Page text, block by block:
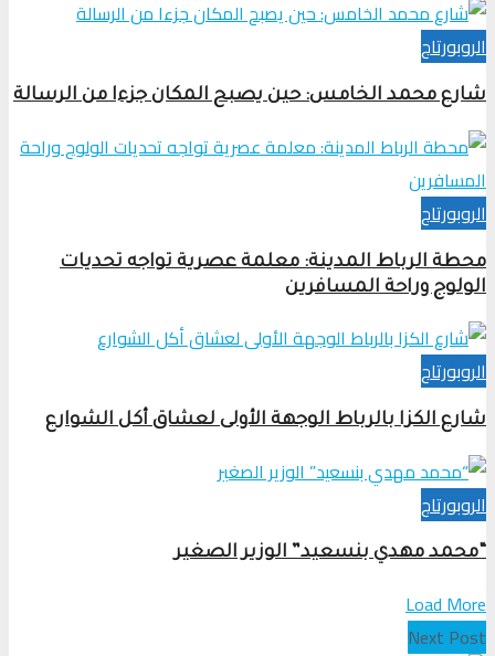
الروبورتاج
شارع محمد الخامس: حين يصبح المكان جزءا من الرسالة
الروبورتاج
محطة الرباط المدينة: معلمة عصرية تواجه تحديات
الولوج وراحة المسافرين
الروبورتاج
شارع الكزا بالرباط الوجهة الأولى لعشاق أكل الشوارع
الروبورتاج
“محمد مهدي بنسعيد” الوزير الصغير
Load More
Next Post